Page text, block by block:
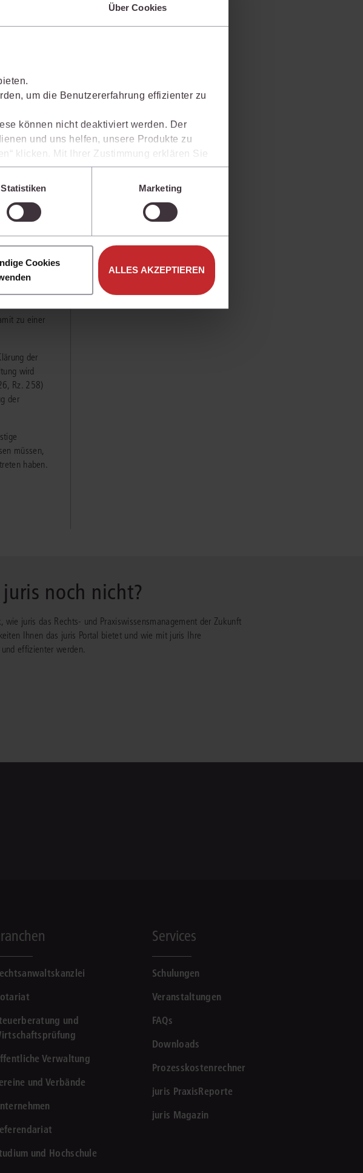
Über Cookies
um die Benutzererfahrung effizienter zu
können nicht deaktiviert werden. Der
und uns helfen, unsere Produkte zu
klicken. Mit Ihrer Zustimmung erklären Sie
Daten möglicherweise in Drittländer (z.B.
als die EU aufweisen.
Statistiken Marketing
Cookies
ALLES AKZEPTIEREN
EStG
die der
der
ihrer
starren
Vorgabe.
der
Jahresfrist
zu einer
der
wird
Rz. 258)
der
müssen,
haben.
noch nicht?
wie juris das Rechts- und Praxiswissensmanagement der Zukunft
Ihnen das juris Portal bietet und wie mit juris Ihre
effizienter werden.
und
Verwaltung
und Verbände
und Hochschule
Services
Schulungen
Veranstaltungen
FAQs
Downloads
Prozesskostenrechner
juris PraxisReporte
juris Magazin